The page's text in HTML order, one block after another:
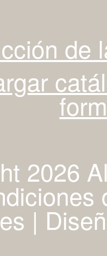
de
2026
|